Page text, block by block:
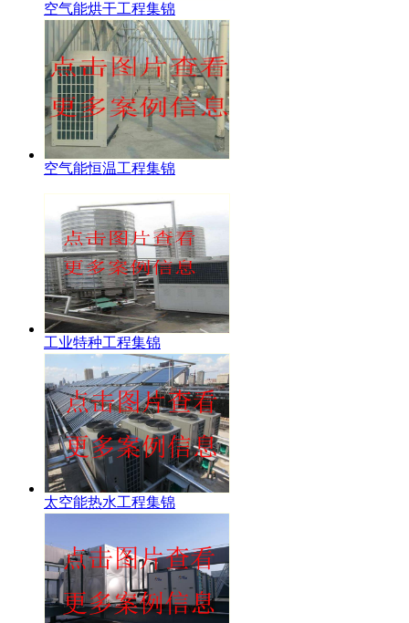
空气能烘干工程集锦
空气能恒温工程集锦
工业特种工程集锦
太空能热水工程集锦